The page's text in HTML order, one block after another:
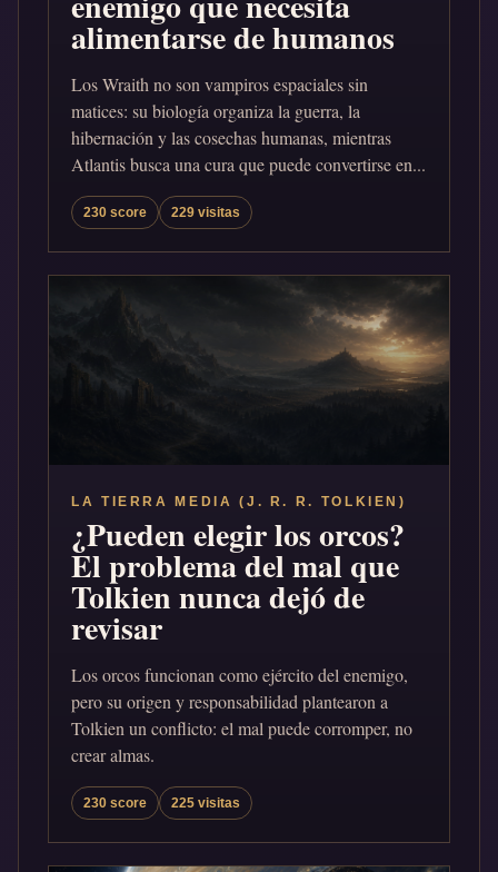
alimentarse de humanos
Los Wraith no son vampiros espaciales sin
matices: su biología organiza la guerra, la
hibernación y las cosechas humanas, mientras
Atlantis busca una cura que puede convertirse en...
230 score 229 visitas
LA TIERRA MEDIA (J. R. R. TOLKIEN)
¿Pueden elegir los orcos?
El problema del mal que
Tolkien nunca dejó de
revisar
Los orcos funcionan como ejército del enemigo,
pero su origen y responsabilidad plantearon a
Tolkien un conflicto: el mal puede corromper, no
crear almas.
230 score 225 visitas